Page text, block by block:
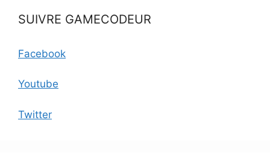
SUIVRE GAMECODEUR
Facebook
Youtube
Twitter